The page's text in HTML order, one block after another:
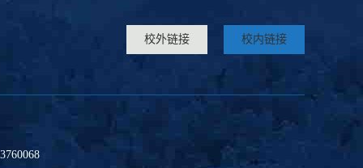
校内链接
校外链接